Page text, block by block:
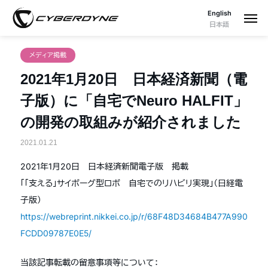
English
日本語
メディア掲載
2021年1月20日 日本経済新聞（電
子版）に「自宅でNeuro HALFIT」
の開発の取組みが紹介されました
2021.01.21
2021年1月20日 日本経済新聞電子版 掲載
「「支える」サイボーグ型ロボ 自宅でのリハビリ実現」（日経電
子版）
https://webreprint.nikkei.co.jp/r/68F48D34684B477A990
FCDD09787E0E5/
当該記事転載の留意事項等について：